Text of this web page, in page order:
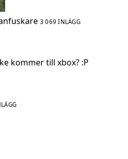
3 069 INLÄGG
kommer till xbox? :P